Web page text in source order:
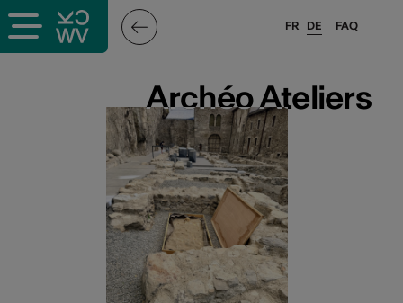
FAQ
FR DE
Archéo Ateliers
Archéo Ateliers